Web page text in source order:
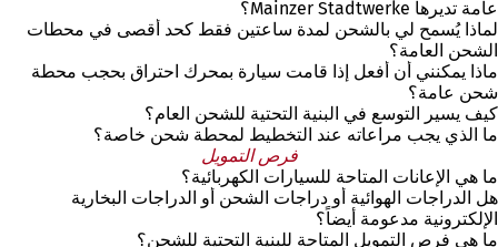
د
ة
عامة تديرها Mainzer Stadtwerke؟
لماذا يُسمح لي بالشحن لمدة ساعتين فقط كحد أقصى في محطات
الشحن العامة؟
ماذا يمكنني أن أفعل إذا قامت سيارة بمحرك احتراق بحجب محطة
شحن عامة؟
كيف يسير التوسع في البنية التحتية للشحن العام؟
ما الذي يجب مراعاته عند التخطيط لمحطة شحن خاصة؟
فرص التمويل
ما هي الإعانات المتاحة للسيارات الكهربائية؟
هل الدراجات الهوائية أو دراجات الشحن أو الدراجات البخارية
الإلكترونية مدعومة أيضاً؟
ما هي فرص التمويل المتاحة للبنية التحتية للشحن؟